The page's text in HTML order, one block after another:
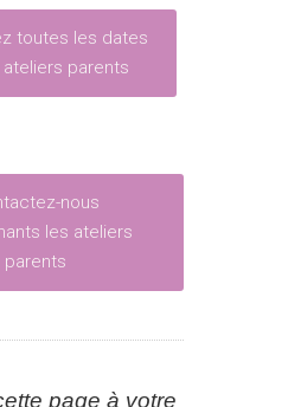
toutes les dates
parents
nous
les ateliers
parents
page à votre